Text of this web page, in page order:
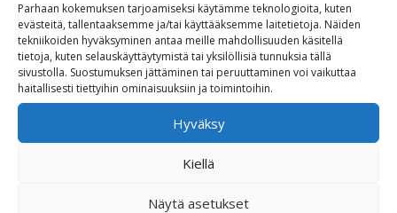
Parhaan kokemuksen tarjoamiseksi käytämme teknologioita, kuten
evästeitä, tallentaaksemme ja/tai käyttääksemme laitetietoja. Näiden
tekniikoiden hyväksyminen antaa meille mahdollisuuden käsitellä
tietoja, kuten selauskäyttäytymistä tai yksilöllisiä tunnuksia tällä
sivustolla. Suostumuksen jättäminen tai peruuttaminen voi vaikuttaa
haitallisesti tiettyihin ominaisuuksiin ja toimintoihin.
Hyväksy
Kiellä
Näytä asetukset
172,00€Alkuperäinen hinta oli: 172,00€.
85,00€Nykyinen hinta on: 85,00€.